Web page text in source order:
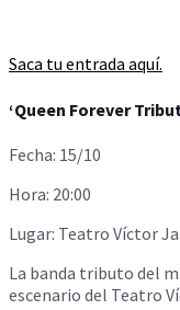
Saca tu entrada aquí.
‘Queen Forever
Fecha: 15/10
Hora: 20:00
Lugar: Teatro Víctor
La banda tributo del
escenario del Teatro